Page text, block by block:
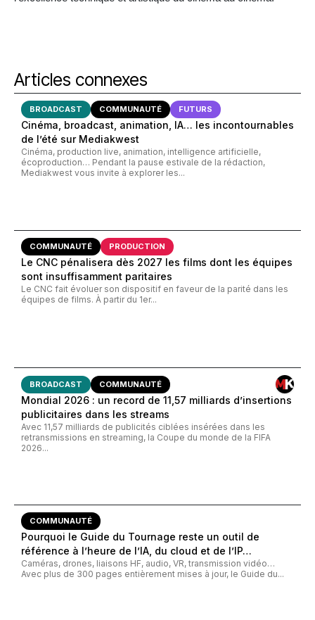
Articles connexes
BROADCAST COMMUNAUTÉ FUTURS
Cinéma, broadcast, animation, IA… les incontournables
de l’été sur Mediakwest
Cinéma, production live, animation, intelligence artificielle,
écoproduction… Pendant la pause estivale de la rédaction,
Mediakwest vous invite à explorer les...
COMMUNAUTÉ PRODUCTION
Le CNC pénalisera dès 2027 les films dont les équipes
sont insuffisamment paritaires
Le CNC fait évoluer son dispositif en faveur de la parité dans les
équipes de films. À partir du 1er...
BROADCAST COMMUNAUTÉ
Mondial 2026 : un record de 11,57 milliards d’insertions
publicitaires dans les streams
Avec 11,57 milliards de publicités ciblées insérées dans les
retransmissions en streaming, la Coupe du monde de la FIFA
2026...
COMMUNAUTÉ
Pourquoi le Guide du Tournage reste un outil de
référence à l’heure de l’IA, du cloud et de l’IP…
Caméras, drones, liaisons HF, audio, VR, transmission vidéo…
Avec plus de 300 pages entièrement mises à jour, le Guide du...